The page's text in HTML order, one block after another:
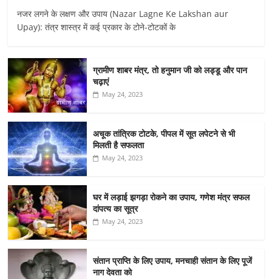
नजर लगने के लक्षण और उपाय (Nazar Lagne Ke Lakshan aur
Upay): तंत्र शास्त्र में कई प्रकार के टोने-टोटकों के
ग्रामीण शाबर मंत्र, तो हनुमान जी को लड्डू और पान
चढ़ाएं
May 24, 2023
अचूक तांत्रिक टोटके, पीपल में सूत लपेटने से भी
मिलती है सफलता
May 24, 2023
घर में लड़ाई झगड़ा रोकने का उपाय, गणेश मंत्र सफल
दांपत्य का सूत्र
May 24, 2023
संतान प्राप्ति के लिए उपाय, मनचाही संतान के लिए पूजें
नाग देवता को